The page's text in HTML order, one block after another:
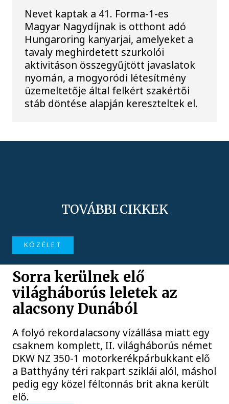
Nevet kaptak a 41. Forma-1-es
Magyar Nagydíjnak is otthont adó
Hungaroring kanyarjai, amelyeket a
tavaly meghirdetett szurkolói
aktivitáson összegyűjtött javaslatok
nyomán, a mogyoródi létesítmény
üzemeltetője által felkért szakértői
stáb döntése alapján kereszteltek el.
TOVÁBBI CIKKEK
KÖZÉLET
Sorra kerülnek elő
világháborús leletek az
alacsony Dunából
A folyó rekordalacsony vízállása miatt egy
csaknem komplett, II. világháborús német
DKW NZ 350-1 motorkerékpárbukkant elő
a Batthyány téri rakpart sziklái alól, máshol
pedig egy közel féltonnás brit akna került
elő.